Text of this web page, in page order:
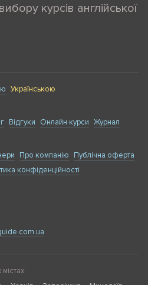
курсів англійської
Українською
Відгуки Онлайн курси Журнал
Про компанію
Публічна оферта
конфіденційності